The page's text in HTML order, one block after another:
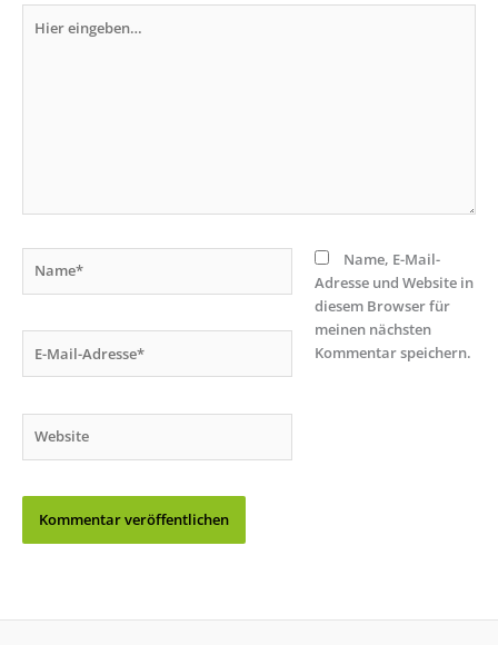
eingeben…
Mail-
Name, E-Mail-
Adresse und Website in
diesem Browser für
meinen nächsten
Kommentar speichern.